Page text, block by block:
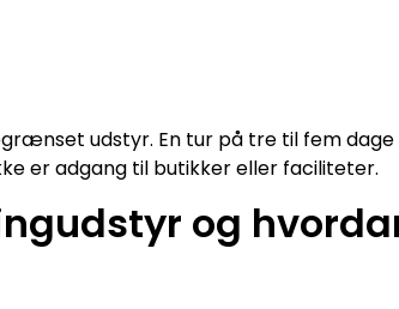
udstyr. En tur på tre til fem
er adgang til butikker eller faciliteter.
og